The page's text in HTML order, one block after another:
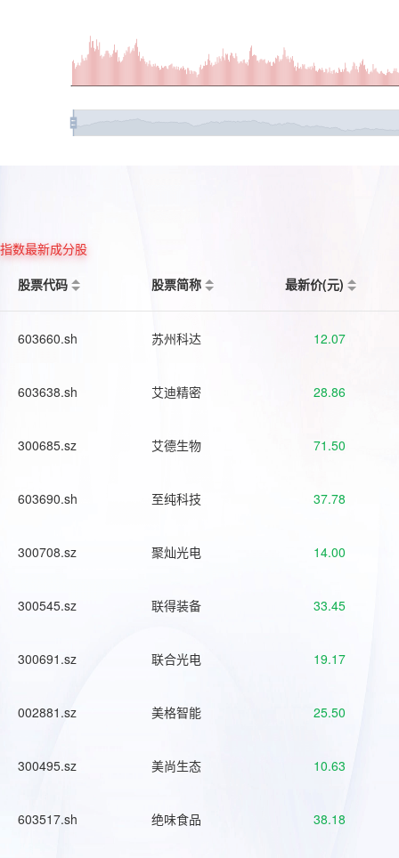
指数最新成分股
股票代码
股票简称 最新价(元)
603660.sh 苏州科达 12.07
603638.sh 艾迪精密 28.86
300685.sz 艾德生物 71.50
603690.sh 至纯科技 37.78
300708.sz 聚灿光电 14.00
300545.sz 联得装备 33.45
300691.sz 联合光电 19.17
002881.sz 美格智能 25.50
300495.sz 美尚生态 10.63
603517.sh 绝味食品 38.18